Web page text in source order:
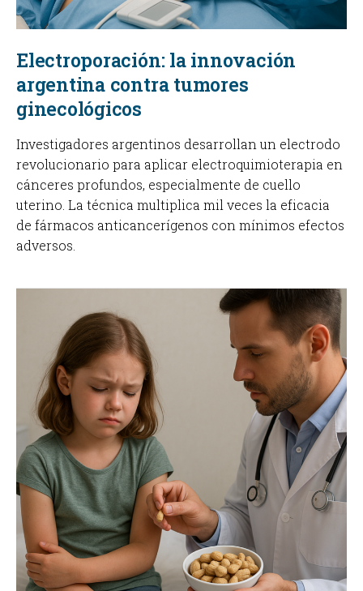
Electroporación: la innovación
argentina contra tumores
ginecológicos
Investigadores argentinos desarrollan un electrodo
revolucionario para aplicar electroquimioterapia en
cánceres profundos, especialmente de cuello
uterino. La técnica multiplica mil veces la eficacia
de fármacos anticancerígenos con mínimos efectos
adversos.